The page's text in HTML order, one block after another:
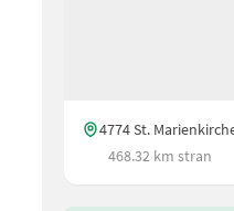
4774 St.
468.32 km stran